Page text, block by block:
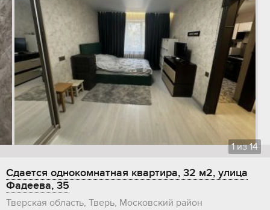
1из14
Сдается однокомнатная квартира, 32 м2, улица
Фадеева, 35
Тверская область, Тверь, Московский район